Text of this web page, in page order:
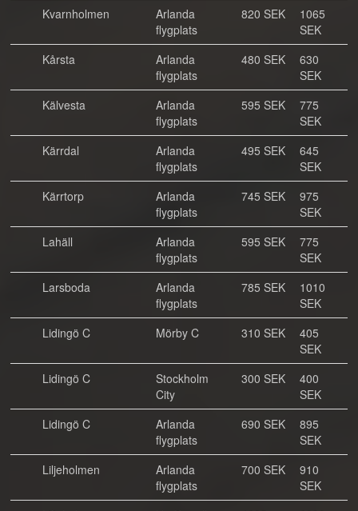
Kvarnholmen
Arlanda
flygplats
820 SEK
1065
SEK
Kårsta
Arlanda
flygplats
480 SEK
630
SEK
Kälvesta
Arlanda
flygplats
595 SEK
775
SEK
Kärrdal
Arlanda
flygplats
495 SEK
645
SEK
Kärrtorp
Arlanda
flygplats
745 SEK
975
SEK
Lahäll
Arlanda
flygplats
595 SEK
775
SEK
Larsboda
Arlanda
flygplats
785 SEK
1010
SEK
Lidingö C
Mörby C 310 SEK
405
SEK
Lidingö C
Stockholm
City
300 SEK
400
SEK
Lidingö C
Arlanda
flygplats
690 SEK
895
SEK
Liljeholmen
Arlanda
flygplats
700 SEK
910
SEK